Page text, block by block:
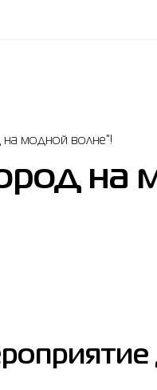
на модной волне"!
на